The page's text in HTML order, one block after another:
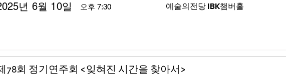
오후 7:30
년 6월 10일 예술의전당 IBK챔버홀
78회 정기연주회 <잊혀진 시간을 찾아서>